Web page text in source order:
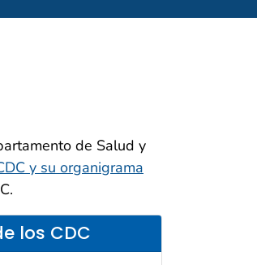
de Salud y
y su organigrama
los CDC